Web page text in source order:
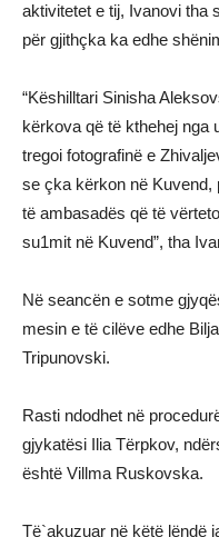
aktivitetet e tij, Ivanovi tha
për gjithçka ka edhe
“Këshilltari Sinisha
kërkova që të kthehej nga
tregoi fotografinë e
se çka kërkon në
të ambasadës që të
su1mit në Kuvend”, tha
Në seancën e sotme
mesin e të cilëve edhe
Tripunovski.
Rasti ndodhet në
gjykatësi Ilia Tërpkov,
është Villma Ruskovska.
Të`akuzuar në këtë lëndë